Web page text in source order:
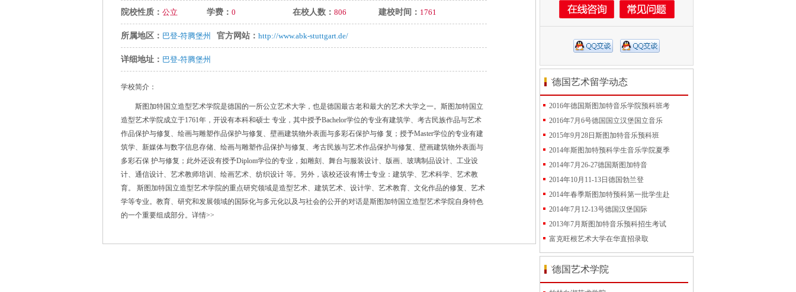
院校性质： 公立 学费： 0 在校人数： 806 建校时间： 1761
所属地区： 巴登-符腾堡州 官方网站： http://www.abk-stuttgart.de/
详细地址： 巴登-符腾堡州
学校简介：
斯图加特国立造型艺术学院是德国的一所公立艺术大学，也是德国最古老和最大的艺术大学之一。斯图加特国立
造型艺术学院成立于1761年，开设有本科和硕士 专业，其中授予Bachelor学位的专业有建筑学、考古民族作品与艺术
作品保护与修复、绘画与雕塑作品保护与修复、壁画建筑物外表面与多彩石保护与修 复；授予Master学位的专业有建
筑学、新媒体与数字信息存储、绘画与雕塑作品保护与修复、考古民族与艺术作品保护与修复、壁画建筑物外表面与
多彩石保 护与修复；此外还设有授予Diplom学位的专业，如雕刻、舞台与服装设计、版画、玻璃制品设计、工业设
计、通信设计、艺术教师培训、绘画艺术、纺织设计 等。另外，该校还设有博士专业：建筑学、艺术科学、艺术教
育。 斯图加特国立造型艺术学院的重点研究领域是造型艺术、建筑艺术、设计学、艺术教育、文化作品的修复、艺术
学等专业。教育、研究和发展领域的国际化与多元化以及与社会的公开的对话是斯图加特国立造型艺术学院自身特色
的一个重要组成部分。 详情>>
德国艺术留学动态
2016年德国斯图加特音乐学院预科班考
2016年7月6号德国国立汉堡国立音乐
2015年9月28日斯图加特音乐预科班
2014年斯图加特预科学生音乐学院夏季
2014年7月26-27德国斯图加特音
2014年10月11-13日德国勃兰登
2014年春季斯图加特预科第一批学生赴
2014年7月12-13号德国汉堡国际
2013年7月斯图加特音乐预科招生考试
富克旺根艺术大学在华直招录取
德国艺术学院